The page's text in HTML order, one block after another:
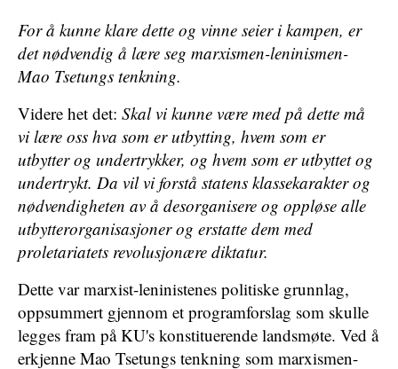
For å kunne klare dette og vinne seier i kampen, er
det nødvendig å lære seg marxismen-leninismen-
Mao Tsetungs tenkning.
Videre het det: Skal vi kunne være med på dette må
vi lære oss hva som er utbytting, hvem som er
utbytter og undertrykker, og hvem som er utbyttet og
undertrykt. Da vil vi forstå statens klassekarakter og
nødvendigheten av å desorganisere og oppløse alle
utbytterorganisasjoner og erstatte dem med
proletariatets revolusjonære diktatur.
Dette var marxist-leninistenes politiske grunnlag,
oppsummert gjennom et programforslag som skulle
legges fram på KU's konstituerende landsmøte. Ved å
erkjenne Mao Tsetungs tenkning som marxismen-